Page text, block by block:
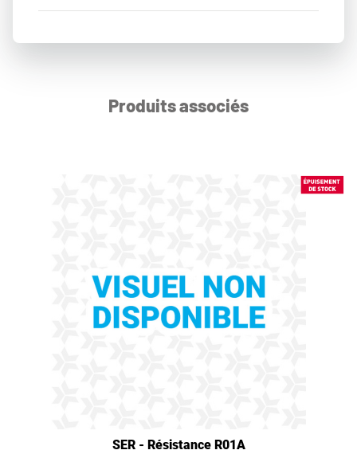
Produits associés
SER - Résistance R01A